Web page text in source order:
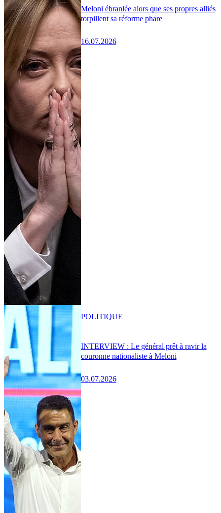
Meloni ébranlée alors que ses propres alliés
torpillent sa réforme phare
16.07.2026
INTERVIEW : Le général prêt à ravir la
couronne nationaliste à Meloni
03.07.2026
POLITIQUE